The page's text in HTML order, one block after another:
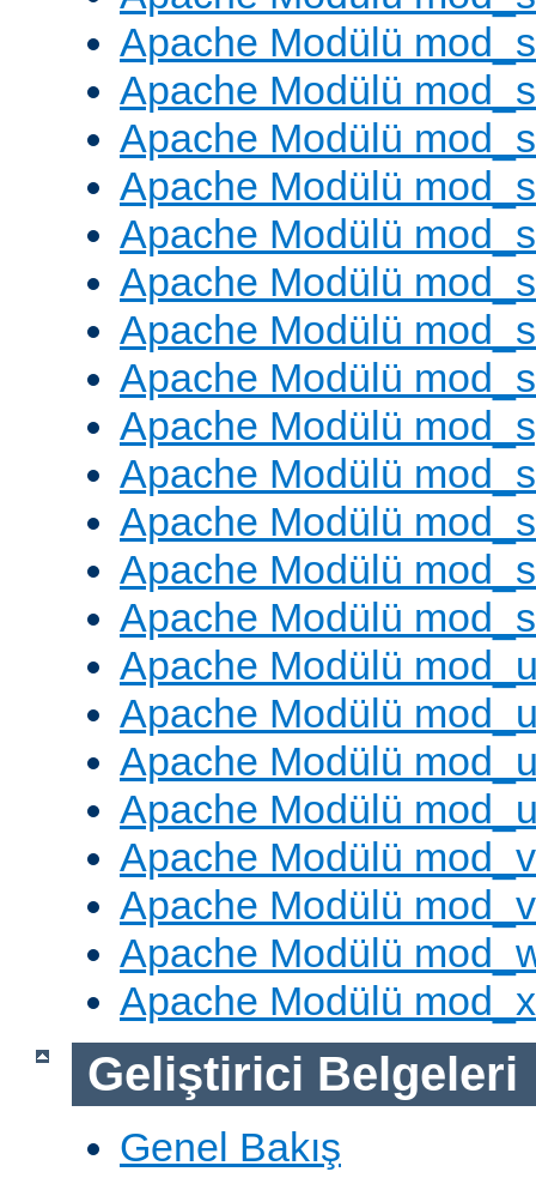
Apache Modülü
Apache Modülü
Apache Modülü
Apache Modülü
Apache Modülü
Apache Modülü
Apache Modülü
Apache Modülü
Apache Modülü
Apache Modülü
Apache Modülü
Apache Modülü
Apache Modülü
Apache Modülü
Apache Modülü
Apache Modülü
Apache Modülü
Apache Modülü
Apache Modülü
Apache Modülü
Apache Modülü
Geliştirici Belgeleri
Genel Bakış